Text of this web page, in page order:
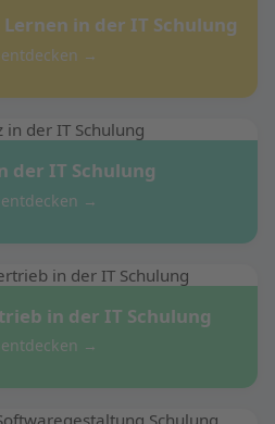
in der IT Schulung
entdecken →
der IT Schulung
entdecken →
in der IT Schulung
entdecken →